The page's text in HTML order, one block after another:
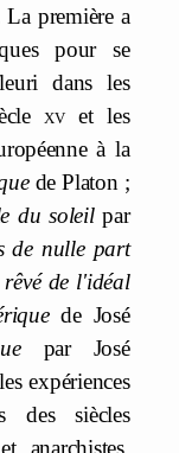
La première a
pour se
dans les
xvet les
à la
de Platon ;
du soleilpar
de nulle part
de l'idéal
de José
par José
expériences
des siècles
anarchistes,